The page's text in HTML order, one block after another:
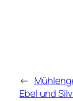
←
Ebel und